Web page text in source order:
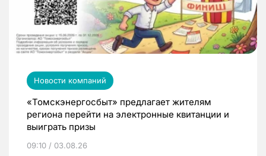
Новости компаний
«Томскэнергосбыт» предлагает жителям
региона перейти на электронные квитанции и
выиграть призы
09:10 / 03.08.26